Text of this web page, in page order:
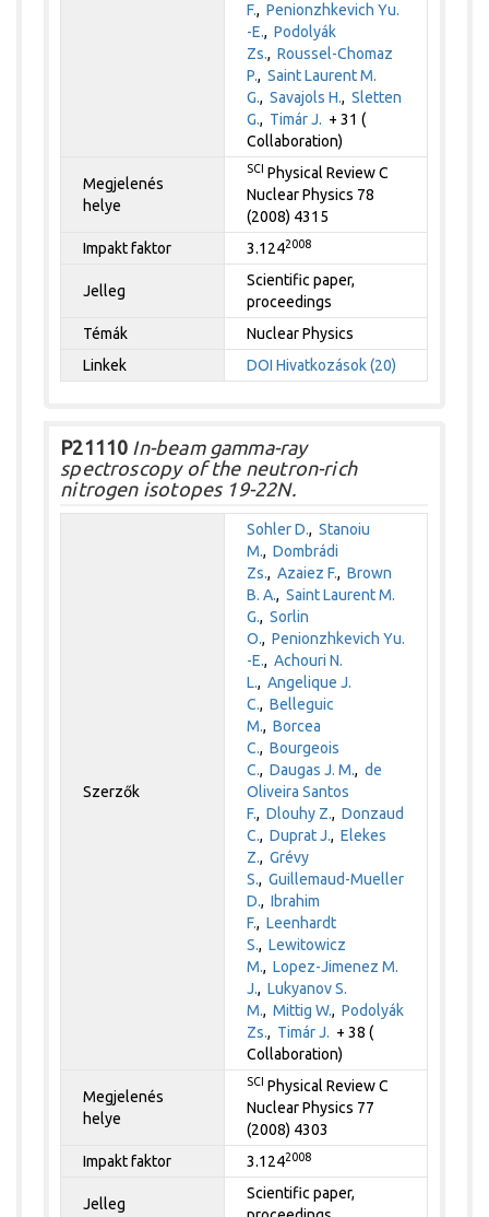
F.,Penionzhkevich Yu.
-E.,Podolyák
Zs.,Roussel-Chomaz
P.,Saint Laurent M.
G.,Savajols H.,Sletten
G., Timár J. + 31 (
Collaboration)
Megjelenés
helye
SCI Physical Review C
Nuclear Physics 78
(2008) 4315
Impakt faktor
3.1242008
Jelleg
Scientific paper,
proceedings
Témák
Nuclear Physics
Linkek
DOI Hivatkozások (20)
P21110 In-beam gamma-ray
spectroscopy of the neutron-rich
nitrogen isotopes 19-22N.
Szerzők
Sohler D.,Stanoiu
M.,Dombrádi
Zs.,Azaiez F.,Brown
B. A.,Saint Laurent M.
G.,Sorlin
O.,Penionzhkevich Yu.
-E.,Achouri N.
L.,Angelique J.
C.,Belleguic
M.,Borcea
C.,Bourgeois
C.,Daugas J. M.,de
Oliveira Santos
F.,Dlouhy Z.,Donzaud
C.,Duprat J.,Elekes
Z.,Grévy
S.,Guillemaud-Mueller
D.,Ibrahim
F.,Leenhardt
S.,Lewitowicz
M.,Lopez-Jimenez M.
J.,Lukyanov S.
M.,Mittig W.,Podolyák
Zs., Timár J. + 38 (
Collaboration)
Megjelenés
helye
SCI Physical Review C
Nuclear Physics 77
(2008) 4303
Impakt faktor
3.1242008
Jelleg
Scientific paper,